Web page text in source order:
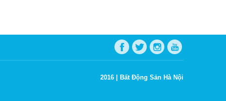
2016 | Bất Động Sản Hà Nội